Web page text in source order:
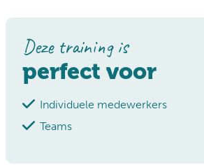
Deze training is
perfect voor
Individuele medewerkers
Teams